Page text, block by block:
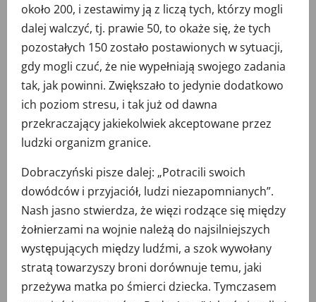
około 200, i zestawimy ją z liczą tych, którzy mogli
dalej walczyć, tj. prawie 50, to okaże się, że tych
pozostałych 150 zostało postawionych w sytuacji,
gdy mogli czuć, że nie wypełniają swojego zadania
tak, jak powinni. Zwiększało to jedynie dodatkowo
ich poziom stresu, i tak już od dawna
przekraczający jakiekolwiek akceptowane przez
ludzki organizm granice.
Dobraczyński pisze dalej: „Potracili swoich
dowódców i przyjaciół, ludzi niezapomnianych”.
Nash jasno stwierdza, że więzi rodzące się między
żołnierzami na wojnie należą do najsilniejszych
występujących między ludźmi, a szok wywołany
stratą towarzyszy broni dorównuje temu, jaki
przeżywa matka po śmierci dziecka. Tymczasem